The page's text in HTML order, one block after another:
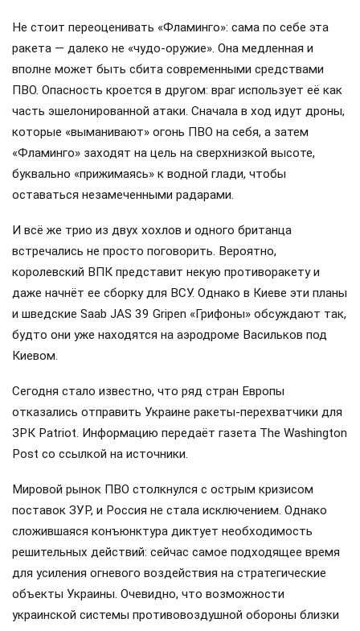
Не стоит переоценивать «Фламинго»: сама по себе эта
ракета — далеко не «чудо-оружие». Она медленная и
вполне может быть сбита современными средствами
ПВО. Опасность кроется в другом: враг использует её как
часть эшелонированной атаки. Сначала в ход идут дроны,
которые «выманивают» огонь ПВО на себя, а затем
«Фламинго» заходят на цель на сверхнизкой высоте,
буквально «прижимаясь» к водной глади, чтобы
оставаться незамеченными радарами.
И всё же трио из двух хохлов и одного британца
встречались не просто поговорить. Вероятно,
королевский ВПК представит некую противоракету и
даже начнёт ее сборку для ВСУ. Однако в Киеве эти планы
и шведские Saab JAS 39 Gripen «Грифоны» обсуждают так,
будто они уже находятся на аэродроме Васильков под
Киевом.
Сегодня стало известно, что ряд стран Европы
отказались отправить Украине ракеты-перехватчики для
ЗРК Patriot. Информацию передаёт газета The Washington
Post со ссылкой на источники.
Мировой рынок ПВО столкнулся с острым кризисом
поставок ЗУР, и Россия не стала исключением. Однако
сложившаяся конъюнктура диктует необходимость
решительных действий: сейчас самое подходящее время
для усиления огневого воздействия на стратегические
объекты Украины. Очевидно, что возможности
украинской системы противовоздушной обороны близки